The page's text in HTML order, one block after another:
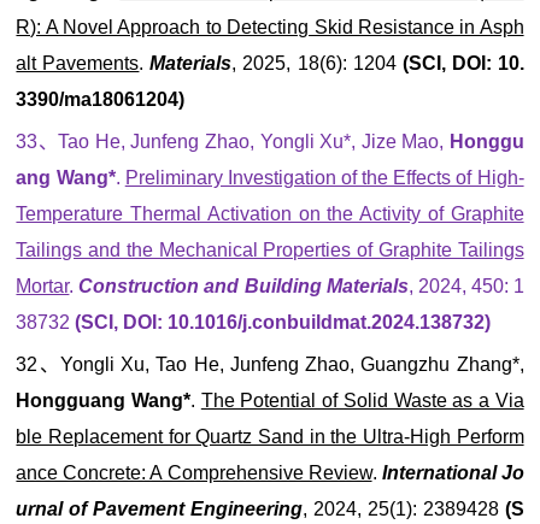
R): A Novel Approach to Detecting Skid Resistance in Asph
alt Pavements.Materials, 2025, 18(6): 1204 (SCI, DOI: 10.
3390/ma18061204)
33、Tao He, Junfeng Zhao, Yongli Xu*, Jize Mao, Honggu
ang Wang*. Preliminary Investigation of the Effects of High-
Temperature Thermal Activation on the Activity of Graphite
Tailings and the Mechanical Properties of Graphite Tailings
Mortar.Construction and Building Materials, 2024, 450: 1
38732(SCI, DOI: 10.1016/j.conbuildmat.2024.138732)
32、Yongli Xu, Tao He, Junfeng Zhao, Guangzhu Zhang*,
Hongguang Wang*. The Potential of Solid Waste as a Via
ble Replacement for Quartz Sand in the Ultra-High Perform
ance Concrete: A Comprehensive Review. International Jo
urnal of Pavement Engineering, 2024, 25(1): 2389428 (S